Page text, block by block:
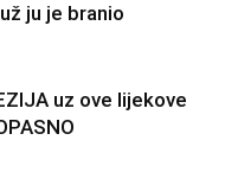
ju je branio
uz ove lijekove